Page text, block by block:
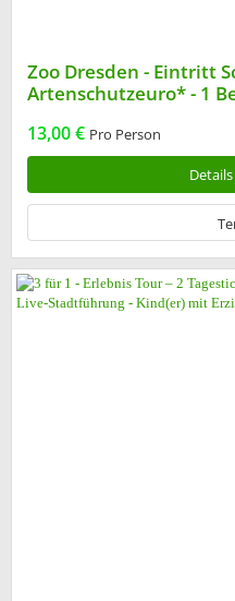
Zoo Dresden - Eintritt
Artenschutzeuro* - 1
13,00 € Pro Person